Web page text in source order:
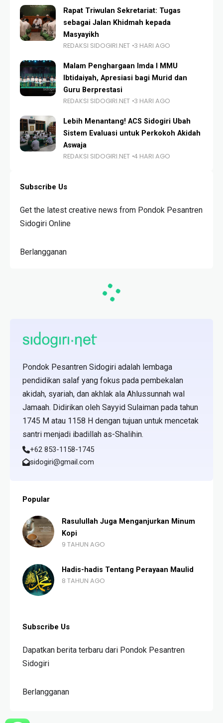
Rapat Triwulan Sekretariat: Tugas
sebagai Jalan Khidmah kepada
Masyayikh
REDAKSI SIDOGIRI.NET 3 HARI AGO
Malam Penghargaan Imda I MMU
Ibtidaiyah, Apresiasi bagi Murid dan
Guru Berprestasi
REDAKSI SIDOGIRI.NET 3 HARI AGO
Lebih Menantang! ACS Sidogiri Ubah
Sistem Evaluasi untuk Perkokoh Akidah
Aswaja
REDAKSI SIDOGIRI.NET 4 HARI AGO
Subscribe Us
Get the latest creative news from Pondok Pesantren
Sidogiri Online
Berlangganan
Pondok Pesantren Sidogiri adalah lembaga
pendidikan salaf yang fokus pada pembekalan
akidah, syariah, dan akhlak ala Ahlussunnah wal
Jamaah. Didirikan oleh Sayyid Sulaiman pada tahun
1745 M atau 1158 H dengan tujuan untuk mencetak
santri menjadi ibadillah as-Shalihin.
+62 853-1158-1745
sidogiri@gmail.com
Popular
Rasulullah Juga Menganjurkan Minum
Kopi
9 TAHUN AGO
Hadis-hadis Tentang Perayaan Maulid
8 TAHUN AGO
Subscribe Us
Dapatkan berita terbaru dari Pondok Pesantren
Sidogiri
Berlangganan